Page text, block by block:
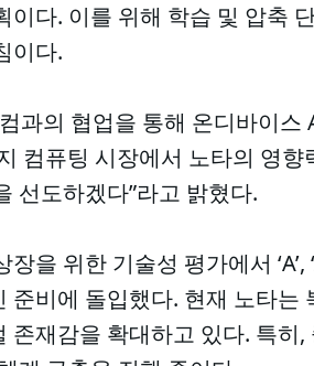
이다. 이를 위해 학습 및 압축
이다.
과의 협업을 통해 온디바이
컴퓨팅 시장에서 노타의 영
선도하겠다”라고 밝혔다.
을 위한 기술성 평가에서
준비에 돌입했다. 현재 노타
존재감을 확대하고 있다. 특히